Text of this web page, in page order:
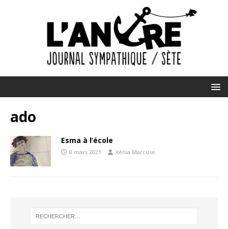
ado
Esma à l’école
8 mars 2021 Xénia Marcuse